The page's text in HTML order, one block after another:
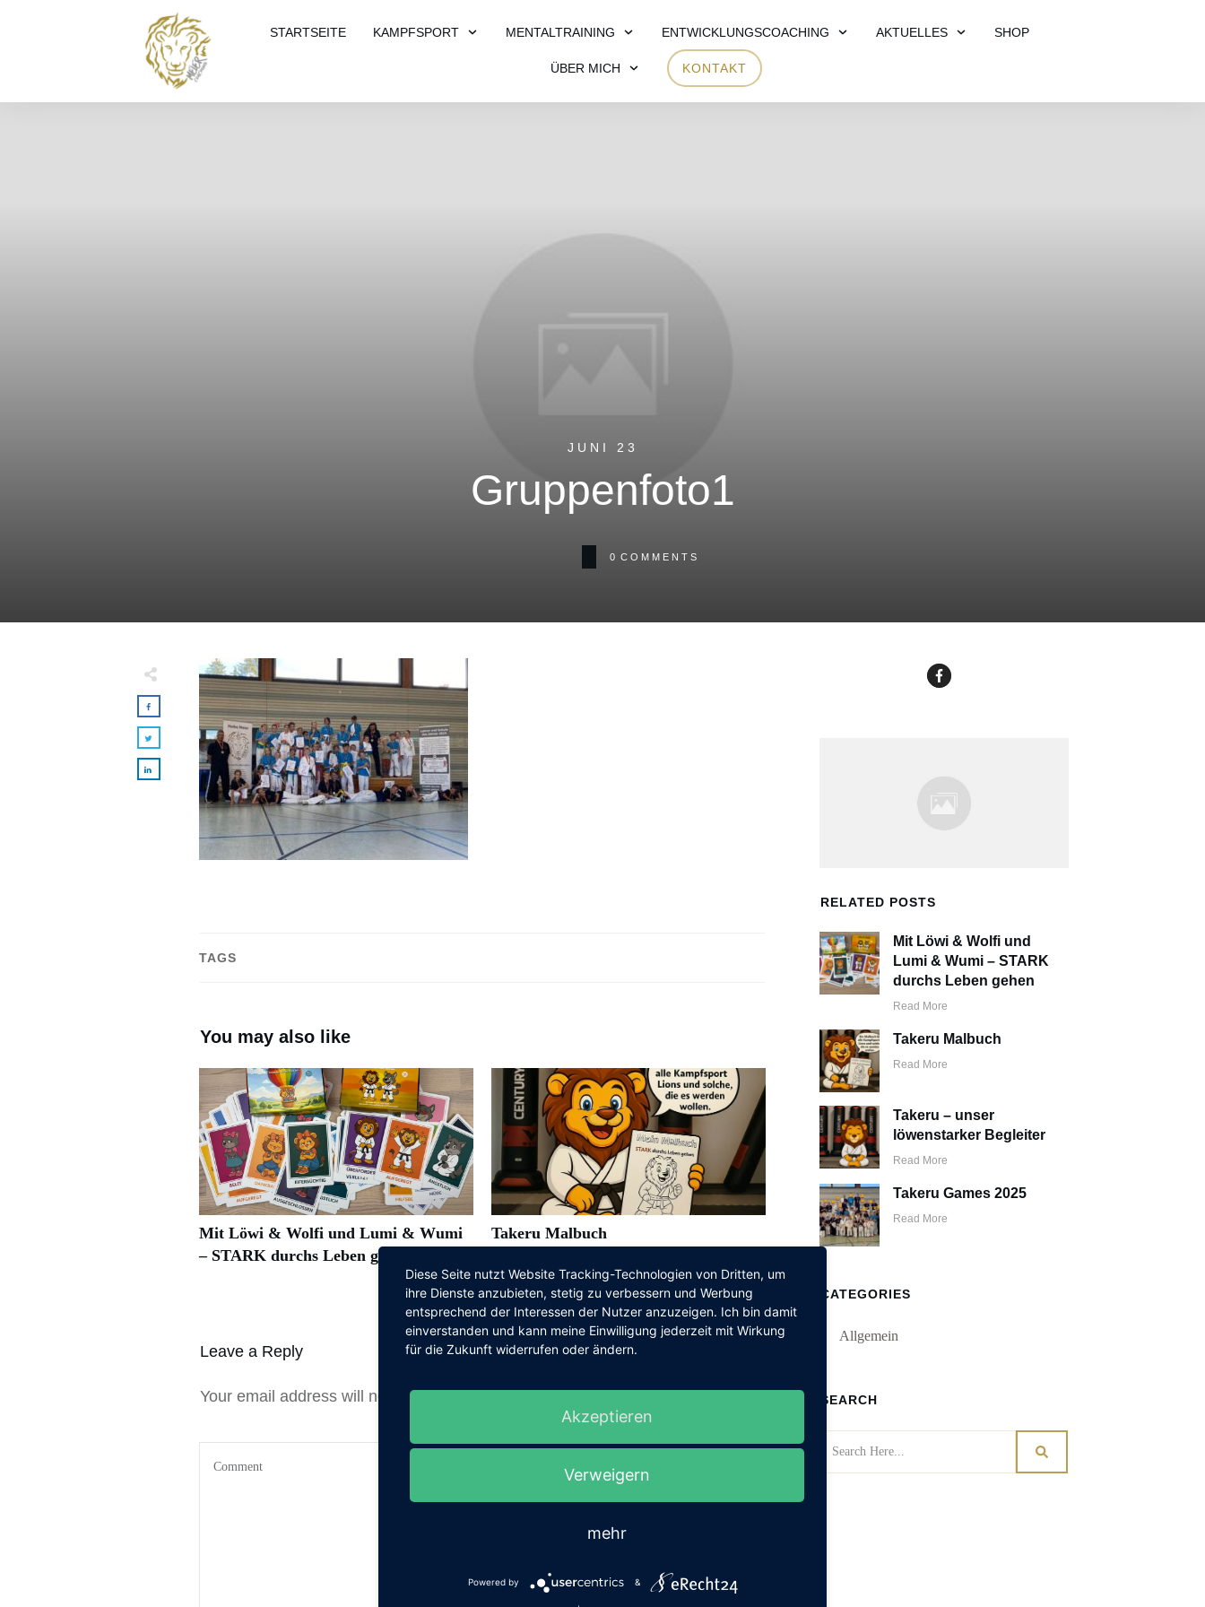
STARTSEITE KAMPFSPORT MENTALTRAINING ENTWICKLUNGSCOACHING AKTUELLES SHOP
ÜBER MICH KONTAKT
JUNI 23
Gruppenfoto1
0 COMMENTS
TAGS
You may also like
Mit Löwi & Wolfi und Lumi & Wumi
– STARK durchs Leben gehen
Takeru Malbuch
Leave a Reply
Your email address will not be published.
RELATED POSTS
Mit Löwi & Wolfi und
Lumi & Wumi – STARK
durchs Leben gehen
Read More
Takeru Malbuch
Read More
Takeru – unser
löwenstarker Begleiter
Read More
Takeru Games 2025
Read More
CATEGORIES
Allgemein
SEARCH
Diese Seite nutzt Website Tracking-Technologien von Dritten, um
ihre Dienste anzubieten, stetig zu verbessern und Werbung
entsprechend der Interessen der Nutzer anzuzeigen. Ich bin damit
einverstanden und kann meine Einwilligung jederzeit mit Wirkung
für die Zukunft widerrufen oder ändern.
Akzeptieren
Verweigern
mehr
Powered by &